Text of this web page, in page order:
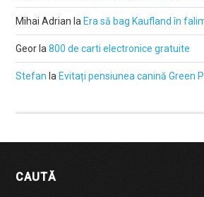
Mihai Adrian la Era să bag Kaufland în
Geor la800 de carti electronice gratuite
Stefan la Evitați pensiunea canină Green
CAUTĂ